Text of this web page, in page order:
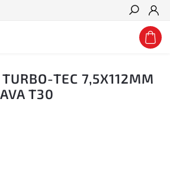
Hledat
TEC 7,5X112MM
T30